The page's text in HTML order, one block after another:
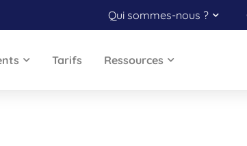
Qui sommes-nous ?
Tarifs Ressources